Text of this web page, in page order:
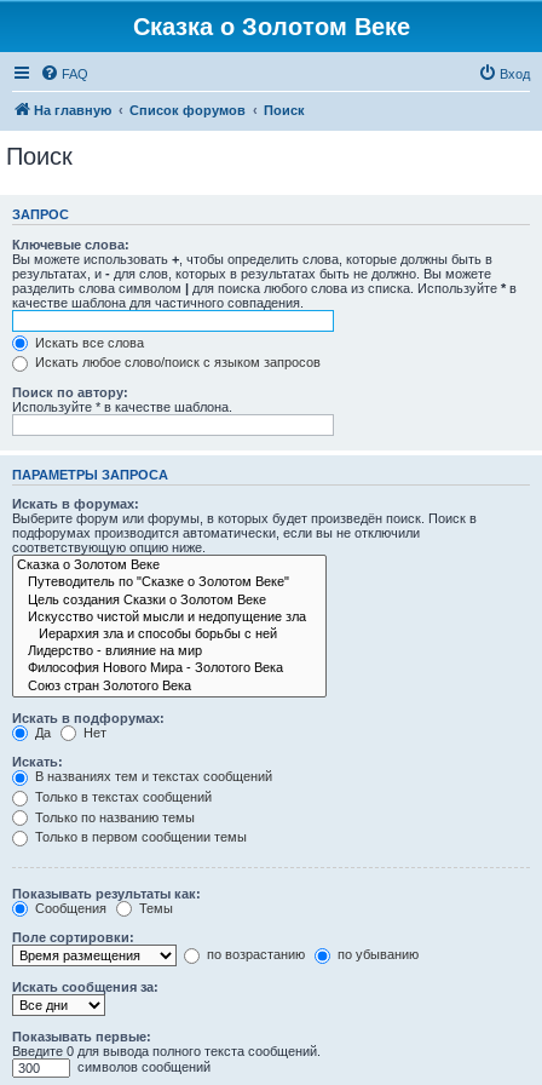
Сказка о Золотом Веке
FAQ Вход
На главную Список форумов Поиск
Поиск
ЗАПРОС
Ключевые слова:
Вы можете использовать + , чтобы определить слова, которые должны быть в
результатах, и - для слов, которых в результатах быть не должно. Вы можете
разделить слова символом | для поиска любого слова из списка. Используйте * в
качестве шаблона для частичного совпадения.
Искать все слова
Искать любое слово/поиск с языком запросов
Поиск по автору:
Используйте * в качестве шаблона.
ПАРАМЕТРЫ ЗАПРОСА
Искать в форумах:
Выберите форум или форумы, в которых будет произведён поиск. Поиск в
подфорумах производится автоматически, если вы не отключили
соответствующую опцию ниже.
Искать в подфорумах:
Да
Нет
Искать:
В названиях тем и текстах сообщений
Только в текстах сообщений
Только по названию темы
Только в первом сообщении темы
Показывать результаты как:
Сообщения
Темы
Поле сортировки:
по возрастанию
по убыванию
Искать сообщения за:
Показывать первые:
Введите 0 для вывода полного текста сообщений.
символов сообщений